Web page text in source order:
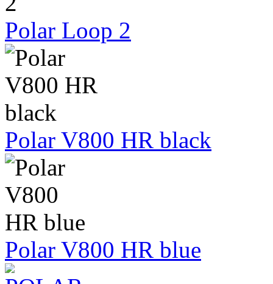
Polar Loop 2
Polar V800 HR black
Polar V800 HR blue